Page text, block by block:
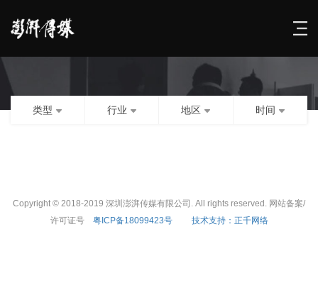
类型 行业 地区 时间
Copyright © 2018-2019 深圳澎湃传媒有限公司. All rights reserved. 网站备案/
许可证号 粤ICP备18099423号 技术支持：正千网络